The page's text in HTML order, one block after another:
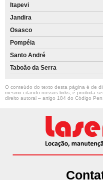
Itapevi
Jandira
Osasco
Pompéia
Santo André
Taboão da Serra
O conteúdo do texto desta página é de
mesmo citando nossos links, é proibida
direito autoral – artigo 184 do Código